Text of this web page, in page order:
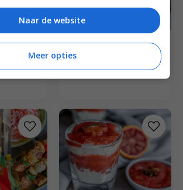
met
Basilicum panna
cotta met lemon curd
Nagerecht recepten
Naar de website
Meer opties